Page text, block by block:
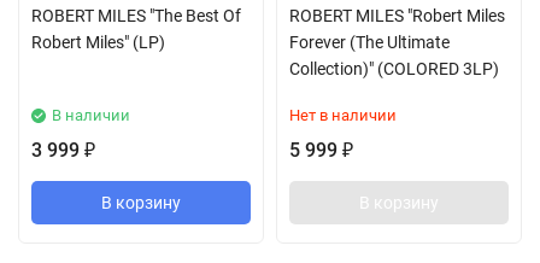
ROBERT MILES "The Best Of
Robert Miles" (LP)
В наличии
3 999 ₽
В корзину
ROBERT MILES "Robert Miles
Forever (The Ultimate
Collection)" (COLORED 3LP)
Нет в наличии
5 999 ₽
В корзину